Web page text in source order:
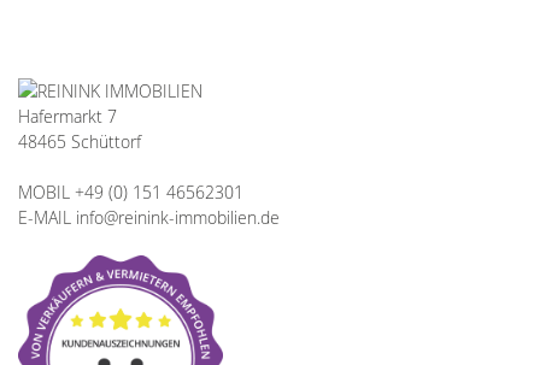
Hafermarkt 7
48465 Schüttorf
MOBIL +49 (0) 151 46562301
E-MAIL info@reinink-immobilien.de